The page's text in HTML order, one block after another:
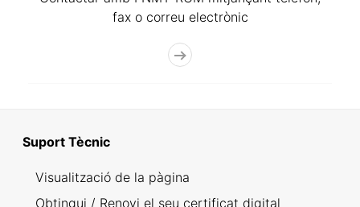
fax o correu electrònic
Suport Tècnic
Visualització de la pàgina
Obtingui / Renovi el seu certificat digital